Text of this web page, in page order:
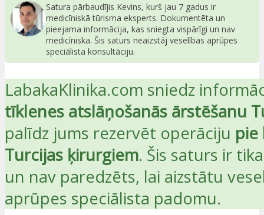
Satura pārbaudījis Kevins, kurš jau 7 gadus ir
medicīniskā tūrisma eksperts. Dokumentēta un
pieejama informācija, kas sniegta vispārīgi un nav
medicīniska. Šis saturs neaizstāj veselības aprūpes
speciālista konsultāciju.
LabakaKlinika.com sniedz
tīklenes atslāņošanās ārstēšanu
palīdz jums rezervēt operāciju pie
Turcijas ķirurgiem. Šis saturs ir
un nav paredzēts, lai aizstātu
aprūpes speciālista padomu.